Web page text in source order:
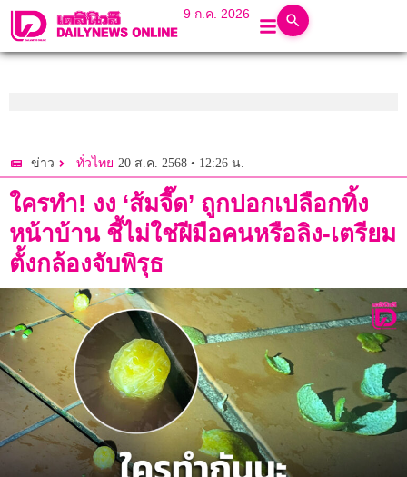
9 ก.ค. 2026
ข่าว ทั่วไทย 20 ส.ค. 2568 • 12:26 น.
ใครทำ! งง ‘ส้มจี๊ด’ ถูกปอกเปลือกทิ้ง
หน้าบ้าน ชี้ไม่ใช่ฝีมือคนหรือลิง-เตรียม
ตั้งกล้องจับพิรุธ